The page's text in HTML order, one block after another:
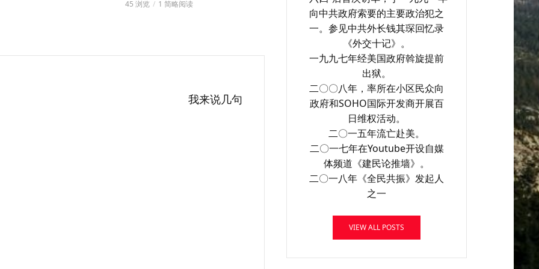
45 浏览 1 简略阅读
我来说几句
向中共政府索要的主要政治犯之
一。参见中共外长钱其琛回忆录
《外交十记》。
一九九七年经美国政府斡旋提前
出狱。
二〇〇八年，率所在小区民众向
政府和SOHO国际开发商开展百
日维权活动。
二〇一五年流亡赴美。
二〇一七年在Youtube开设自媒
体频道《建民论推墙》。
二〇一八年《全民共振》发起人
之一
VIEW ALL POSTS